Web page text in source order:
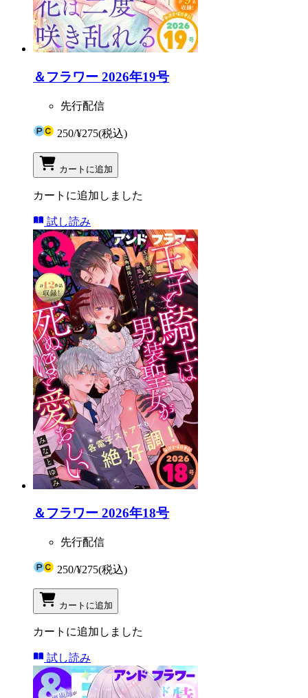
＆フラワー 2026年19号
先行配信
250/¥275(税込)
カートに追加
カートに追加しました
試し読み
＆フラワー 2026年18号
先行配信
250/¥275(税込)
カートに追加
カートに追加しました
試し読み